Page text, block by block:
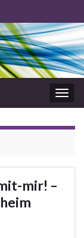
mir! –